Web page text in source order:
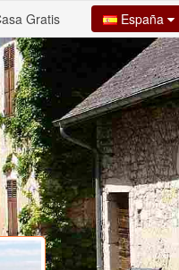
Gratis España